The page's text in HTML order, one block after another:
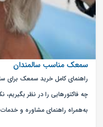
سمعک مناسب سالمندان
راهنمای کامل خرید سمعک برای
چه فاکتورهایی را در نظر
به‌همراه راهنمای مشاوره و